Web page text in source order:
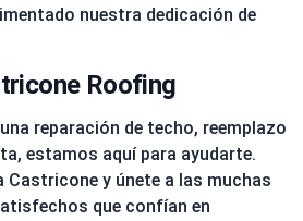
nuestra dedicación de
Roofing
reparación de techo, reemplazo
estamos aquí para ayudarte.
Castricone y únete a las muchas
que confían en